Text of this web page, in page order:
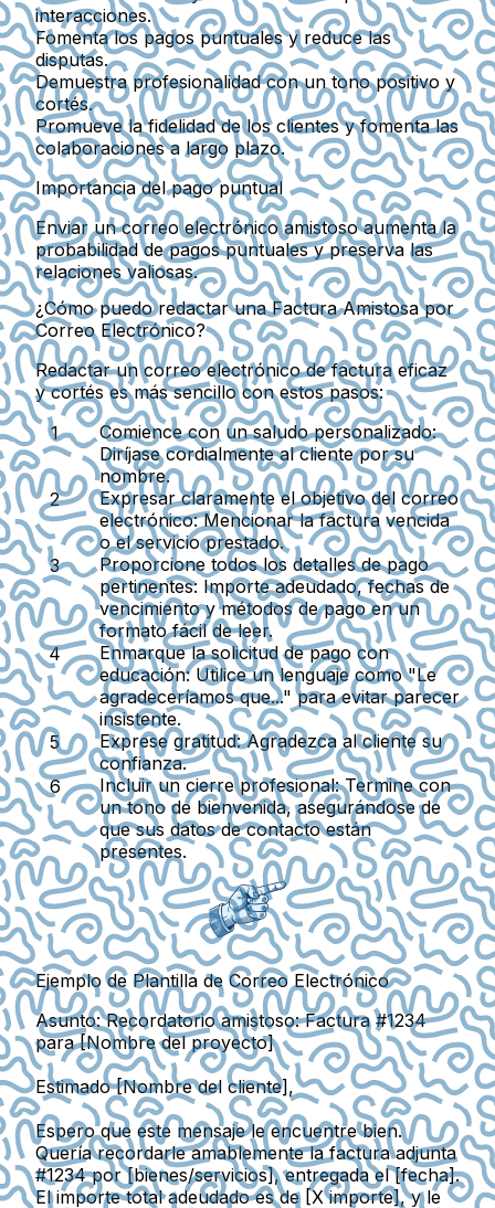
interacciones.
Fomenta los pagos puntuales y reduce las
disputas.
Demuestra profesionalidad con un tono positivo y
cortés.
Promueve la fidelidad de los clientes y fomenta las
colaboraciones a largo plazo.
Importancia del pago puntual
Enviar un correo electrónico amistoso aumenta la
probabilidad de pagos puntuales y preserva las
relaciones valiosas.
¿Cómo puedo redactar una Factura Amistosa por
Correo Electrónico?
Redactar un correo electrónico de factura eficaz
y cortés es más sencillo con estos pasos:
Comience con un saludo personalizado:
Diríjase cordialmente al cliente por su
nombre.
Expresar claramente el objetivo del correo
electrónico:Mencionar la factura vencida
o el servicio prestado.
Proporcione todos los detalles de pago
pertinentes: Importe adeudado, fechas de
vencimiento y métodos de pago en un
formato fácil de leer.
Enmarque la solicitud de pago con
educación:Utilice un lenguaje como "Le
agradeceríamos que..." para evitar parecer
insistente.
Exprese gratitud:Agradezca al cliente su
confianza.
Incluir un cierre profesional:Termine con
un tono de bienvenida, asegurándose de
que sus datos de contacto están
presentes.
Ejemplo de Plantilla de Correo Electrónico
Asunto: Recordatorio amistoso: Factura #1234
para [Nombre del proyecto]
Estimado [Nombre del cliente],
Espero que este mensaje le encuentre bien.
Quería recordarle amablemente la factura adjunta
#1234 por [bienes/servicios], entregada el [fecha].
El importe total adeudado es de [X importe], y le